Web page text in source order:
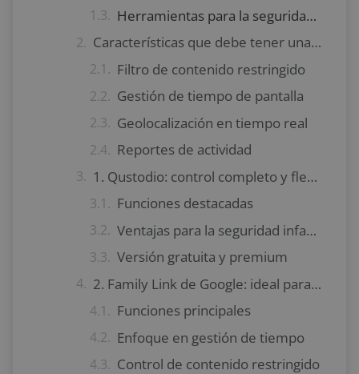
Herramientas para la seguridad infantil
Características que debe tener una buena app
Filtro de contenido restringido
Gestión de tiempo de pantalla
Geolocalización en tiempo real
Reportes de actividad
1. Qustodio: control completo y flexible
Funciones destacadas
Ventajas para la seguridad infantil
Versión gratuita y premium
2. Family Link de Google: ideal para Android
Funciones principales
Enfoque en gestión de tiempo
Control de contenido restringido